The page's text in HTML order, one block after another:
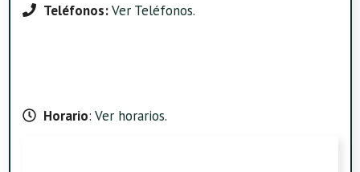
Teléfonos:Ver Teléfonos.
Horario: Ver horarios.